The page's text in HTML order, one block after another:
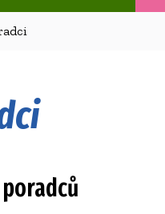
poradců